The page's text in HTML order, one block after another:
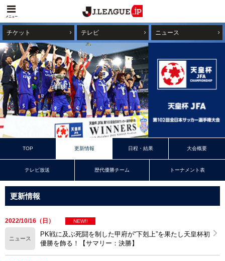
メニュー
チケット テレビ ニュース
TOP 更新情報 日程・結果 大会概要
テレビ放送 歴代優勝チーム トーナメント表
更新情報
2022/10/16（日） NEW!!
ニュース
PK戦に及ぶ死闘を制した甲府が“下剋上”を果たし天皇杯初
優勝を飾る！【サマリー：決勝】